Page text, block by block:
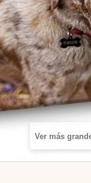
Ver más